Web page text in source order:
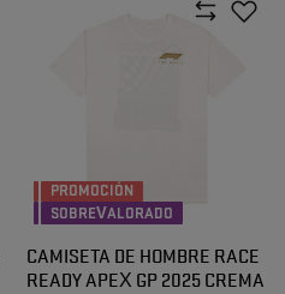
PROMOCIÓN
SOBREVALORADO
CAMISETA DE HOMBRE RACE
READY APEX GP 2025 CREMA